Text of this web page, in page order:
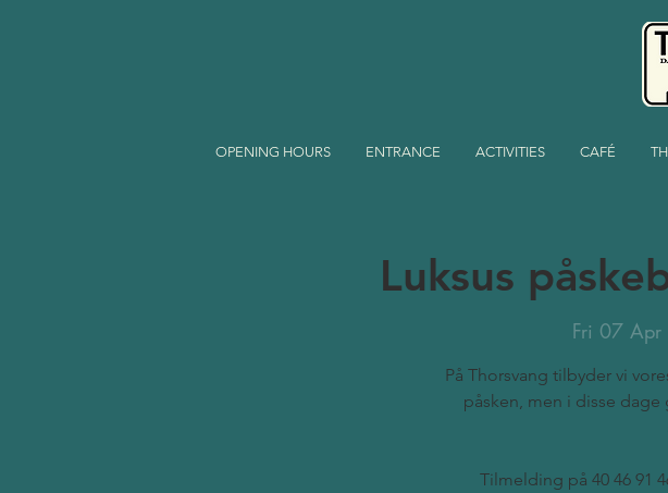
OPENING HOURS ENTRANCE ACTIVITIES CAFÉ
Luksus
Fri 07 Apr
På Thorsvang tilbyder vi
påsken, men i disse
Tilmelding på 40 46 91